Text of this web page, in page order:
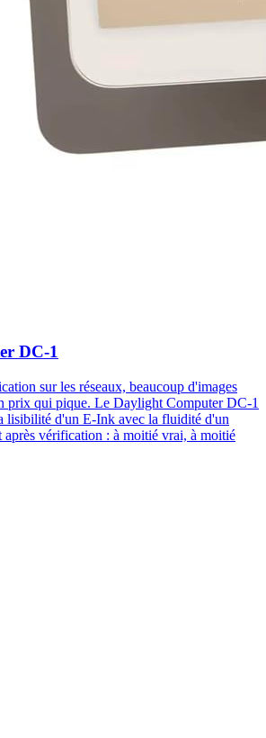
DC-1
sur les réseaux, beaucoup d'images
prix qui pique. Le Daylight Computer DC-1
lisibilité d'un E-Ink avec la fluidité d'un
après vérification : à moitié vrai, à moitié